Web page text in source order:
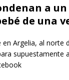
a
de una
en Argelia, al norte
supuestamente